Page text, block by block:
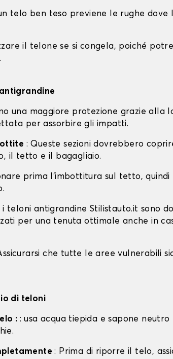
telo ben teso previene le rughe dove
il telone se si congela, poiché
una maggiore protezione grazie alla
per assorbire gli impatti.
: Queste sezioni dovrebbero
il tetto e il bagagliaio.
prima l'imbottitura sul tetto,
i teloni antigrandine Stilistauto.it sono
per una tenuta ottimale anche in
che tutte le aree vulnerabili
di teloni
: : usa acqua tiepida e sapone neutro
: Prima di riporre il telo,